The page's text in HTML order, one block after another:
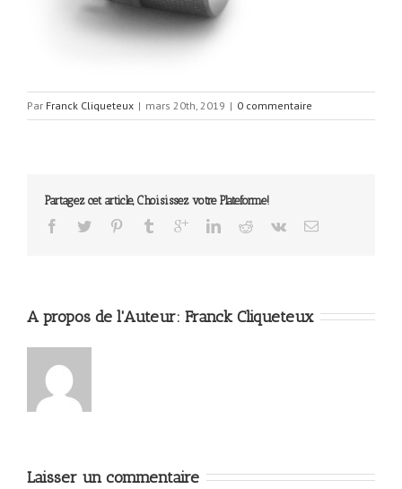
Par Franck Cliqueteux | mars 20th, 2019 | 0 commentaire
Partagez cet article, Choisissez votre Plateforme!
A propos de l'Auteur: Franck Cliqueteux
Laisser un commentaire